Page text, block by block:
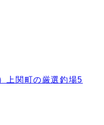
上関町の厳選釣場5